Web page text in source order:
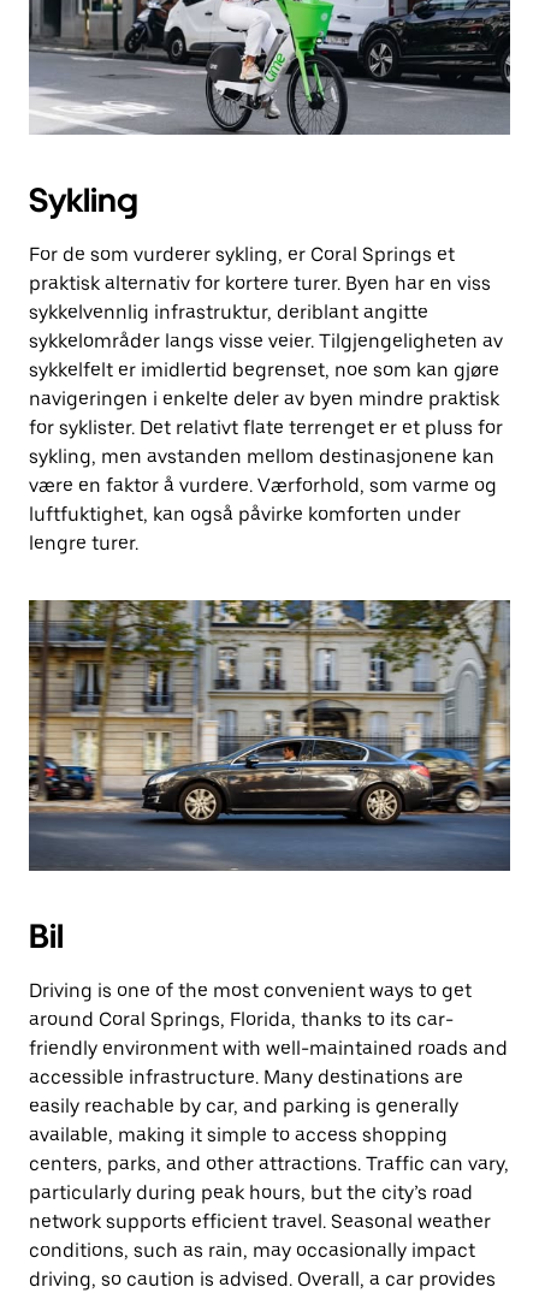
Sykling
For de som vurderer sykling, er Coral Springs et
praktisk alternativ for kortere turer. Byen har en viss
sykkelvennlig infrastruktur, deriblant angitte
sykkelområder langs visse veier. Tilgjengeligheten av
sykkelfelt er imidlertid begrenset, noe som kan gjøre
navigeringen i enkelte deler av byen mindre praktisk
for syklister. Det relativt flate terrenget er et pluss for
sykling, men avstanden mellom destinasjonene kan
være en faktor å vurdere. Værforhold, som varme og
luftfuktighet, kan også påvirke komforten under
lengre turer.
Bil
Driving is one of the most convenient ways to get
around Coral Springs, Florida, thanks to its car-
friendly environment with well-maintained roads and
accessible infrastructure. Many destinations are
easily reachable by car, and parking is generally
available, making it simple to access shopping
centers, parks, and other attractions. Traffic can vary,
particularly during peak hours, but the city’s road
network supports efficient travel. Seasonal weather
conditions, such as rain, may occasionally impact
driving, so caution is advised. Overall, a car provides